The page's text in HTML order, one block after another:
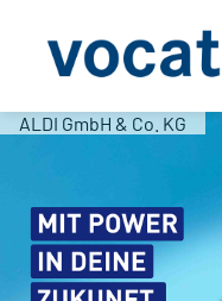
ALDI GmbH & Co. KG